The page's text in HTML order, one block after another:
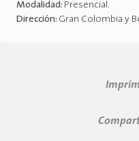
Modalidad: Presencial.
Dirección: Gran Colombia y